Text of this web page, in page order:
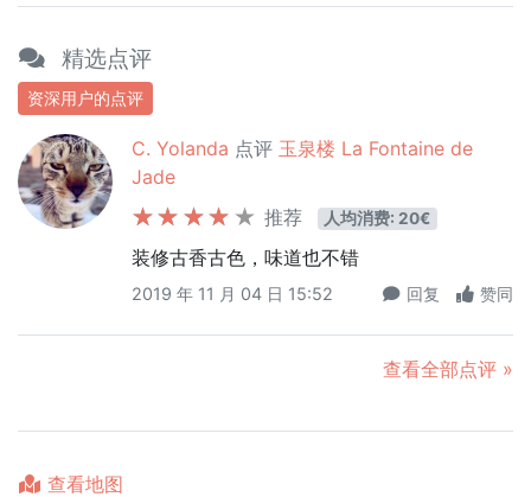
精选点评
资深用户的点评
C. Yolanda 点评 玉泉楼 La Fontaine de
Jade
推荐
人均消费: 20€
装修古香古色，味道也不错
2019 年 11 月 04 日 15:52 回复 赞同
查看全部点评 »
查看地图